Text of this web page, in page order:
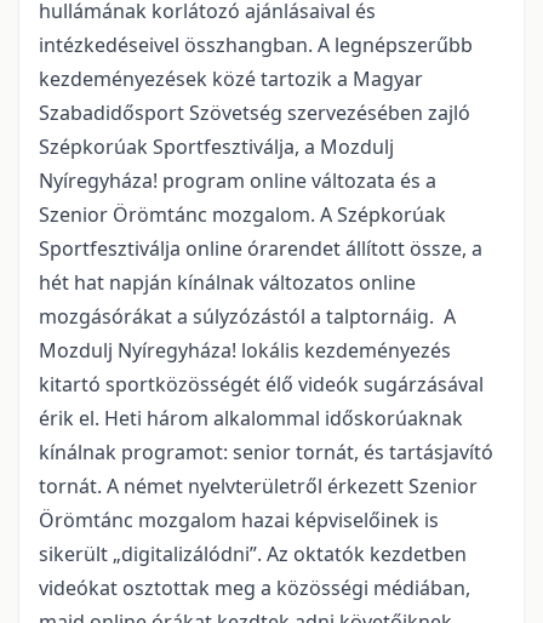
hullámának korlátozó ajánlásaival és
intézkedéseivel összhangban. A legnépszerűbb
kezdeményezések közé tartozik a Magyar
Szabadidősport Szövetség szervezésében zajló
Szépkorúak Sportfesztiválja, a Mozdulj
Nyíregyháza! program online változata és a
Szenior Örömtánc mozgalom. A Szépkorúak
Sportfesztiválja online órarendet állított össze, a
hét hat napján kínálnak változatos online
mozgásórákat a súlyzózástól a talptornáig. A
Mozdulj Nyíregyháza! lokális kezdeményezés
kitartó sportközösségét élő videók sugárzásával
érik el. Heti három alkalommal időskorúaknak
kínálnak programot: senior tornát, és tartásjavító
tornát. A német nyelvterületről érkezett Szenior
Örömtánc mozgalom hazai képviselőinek is
sikerült „digitalizálódni”. Az oktatók kezdetben
videókat osztottak meg a közösségi médiában,